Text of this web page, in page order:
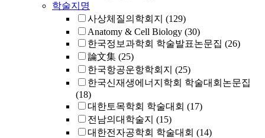
학술지명
사상체질의학회지 (129)
Anatomy & Cell Biology (30)
한국정보과학회 학술발표논문집 (26)
論文集 (25)
한국항공운항학회지 (25)
한국신재생에너지학회 학술대회논문집
(18)
대한토목학회 학술대회 (17)
전남의대학술지 (15)
대한전자공학회 학술대회 (14)